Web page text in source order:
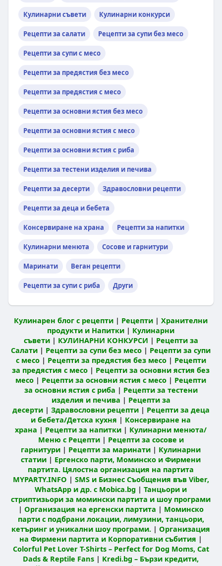
Кулинарни съвети Кулинарни конкурси
Рецепти за салати Рецепти за супи без месо
Рецепти за супи с месо
Рецепти за предястия без месо
Рецепти за предястия с месо
Рецепти за основни ястия без месо
Рецепти за основни ястия с месо
Рецепти за основни ястия с риба
Рецепти за тестени изделия и печива
Рецепти за десерти Здравословни рецепти
Рецепти за деца и бебета
Консервиране на храна Рецепти за напитки
Кулинарни менюта Сосове и гарнитури
Маринати Веган рецепти
Рецепти за супи с риба Други
Кулинарен блог с рецепти | Рецепти |Хранителни
продукти и Напитки | Кулинарни
съвети| КУЛИНАРНИ КОНКУРСИ | Рецепти за
Салати | Рецепти за супи без месо | Рецепти за супи
с месо| Рецепти за предястия без месо| Рецепти
за предястия с месо | Рецепти за основни ястия без
месо | Рецепти за основни ястия с месо | Рецепти
за основни ястия с риба | Рецепти за тестени
изделия и печива | Рецепти за
десерти| Здравословни рецепти| Рецепти за деца
и бебета/Детска кухня | Консервиране на
храна | Рецепти за напитки | Кулинарни менюта/
Меню с Рецепти| Рецепти за сосове и
гарнитури | Рецепти за маринати | Кулинарни
статии | Ергенско парти, Моминско и Фирмени
партита. Цялостна организация на партита
MYPARTY.INFO | SMS и Бизнес Съобщения във Viber,
WhatsApp и др. с Mobica.bg |Танцьори и
стриптизьори за момински партита и шоу програми
| Организация на ергенски партита | Моминско
парти с подбрани локации, лимузини, танцьори,
кетъринг и уникални шоу програми. |Организация
на Фирмени партита и Корпоративни събития |
Colorful Pet Lover T-Shirts – Perfect for Dog Moms, Cat
Dads & Reptile Fans | Kredi.bg – Бързи кредити,